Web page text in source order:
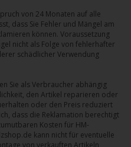
von 24 Monaten auf alle
dass Sie Fehler und Mängel am
können. Voraussetzung
nicht als Folge von fehlerhafter
schädlicher Verwendung
Sie als Verbraucher abhängig
den Artikel reparieren oder
oder den Preis reduziert
dass die Reklamation berechtigt
Kosten für HM-
kann nicht für eventuelle